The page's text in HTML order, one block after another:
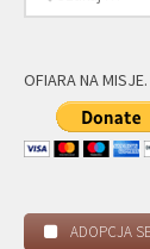
OFIARA NA
ADOPCJA